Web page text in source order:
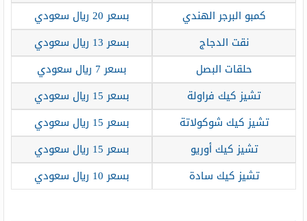
كمبو البرجر الهندي
بسعر 20 ريال سعودي
نقت الدجاج
بسعر 13 ريال سعودي
حلقات البصل
بسعر 7 ريال سعودي
تشيز كيك فراولة
بسعر 15 ريال سعودي
تشيز كيك شوكولاتة
بسعر 15 ريال سعودي
تشيز كيك أوريو
بسعر 15 ريال سعودي
تشيز كيك سادة
بسعر 10 ريال سعودي